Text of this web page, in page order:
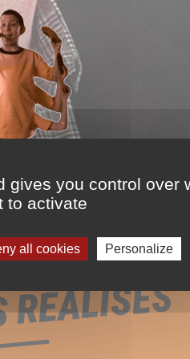
gives you control over
to activate
all cookies Personalize
RÉALISÉS